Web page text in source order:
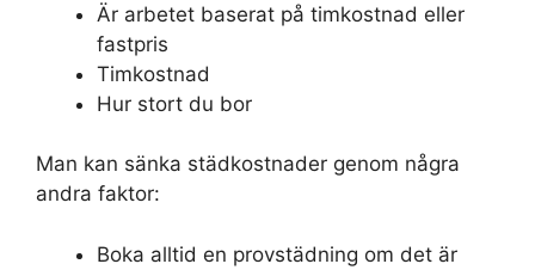
Är arbetet baserat på timkostnad eller
fastpris
Timkostnad
Hur stort du bor
Man kan sänka städkostnader genom några
andra faktor:
Boka alltid en provstädning om det är